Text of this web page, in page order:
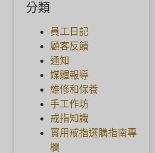
分類
員工日記
顧客反饋
通知
媒體報導
維修和保養
手工作坊
戒指知識
實用戒指選購指南專
欄